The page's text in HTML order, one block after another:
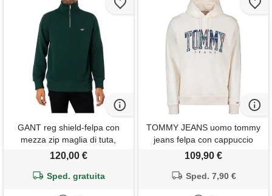
GANT reg shield-felpa con
mezza zip maglia di tuta,
tartan verde, xl uomo
120,00 €
Sped. gratuita
TOMMY JEANS uomo tommy
jeans felpa con cappuccio
logo tartan
109,90 €
Sped. 7,90 €